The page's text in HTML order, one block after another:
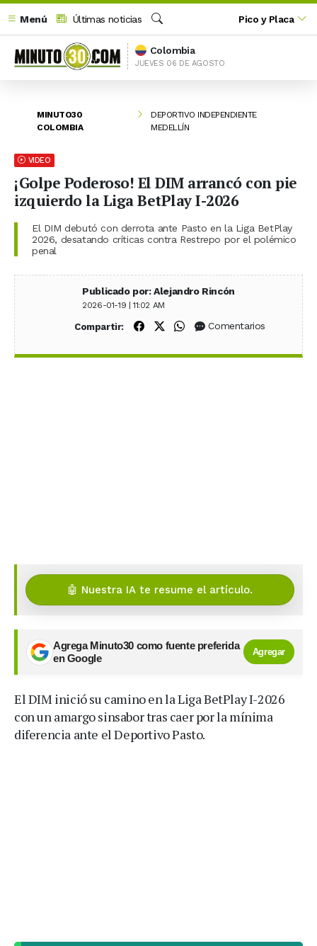
Menú
Últimas noticias
Buscar
Pico y Placa
Colombia
JUEVES 06 DE AGOSTO
MINUTO30
COLOMBIA
DEPORTIVO INDEPENDIENTE
MEDELLÍN
VIDEO
¡Golpe Poderoso! El DIM arrancó con pie
izquierdo la Liga BetPlay I-2026
El DIM debutó con derrota ante Pasto en la Liga BetPlay
2026, desatando críticas contra Restrepo por el polémico
penal
Publicado por: Alejandro Rincón
2026-01-19 | 11:02 AM
Compartir: Compartir en Facebook
Compartir en X (Twitter)
Compartir en WhatsApp
Comentarios
🤖 Nuestra IA te resume el artículo.
Agrega Minuto30 como fuente preferida
en Google
Agregar
El DIM inició su camino en la Liga BetPlay I-2026
con un amargo sinsabor tras caer por la mínima
diferencia ante el Deportivo Pasto.